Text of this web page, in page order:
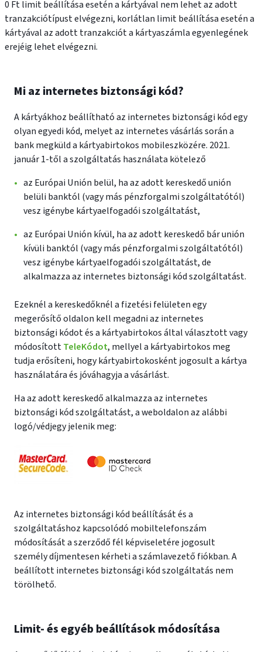
0 Ft limit beállítása esetén a kártyával nem lehet az adott
tranzakciótípust elvégezni, korlátlan limit beállítása esetén a
kártyával az adott tranzakciót a kártyaszámla egyenlegének
erejéig lehet elvégezni.
Mi az internetes biztonsági kód?
A kártyákhoz beállítható az internetes biztonsági kód egy
olyan egyedi kód, melyet az internetes vásárlás során a
bank megküld a kártyabirtokos mobileszközére. 2021.
január 1-től a szolgáltatás használata kötelező
az Európai Unión belül, ha az adott kereskedő unión
belüli banktól (vagy más pénzforgalmi szolgáltatótól)
vesz igénybe kártyaelfogadói szolgáltatást,
az Európai Unión kívül, ha az adott kereskedő bár unión
kívüli banktól (vagy más pénzforgalmi szolgáltatótól)
vesz igénybe kártyaelfogadói szolgáltatást, de
alkalmazza az internetes biztonsági kód szolgáltatást.
Ezeknél a kereskedőknél a fizetési felületen egy
megerősítő oldalon kell megadni az internetes
biztonsági kódot és a kártyabirtokos által választott vagy
módosítottTeleKódot, mellyel a kártyabirtokos meg
tudja erősíteni, hogy kártyabirtokosként jogosult a kártya
használatára és jóváhagyja a vásárlást.
Ha az adott kereskedő alkalmazza az internetes
biztonsági kód szolgáltatást, a weboldalon az alábbi
logó/védjegy jelenik meg:
Az internetes biztonsági kód beállítását és a
szolgáltatáshoz kapcsolódó mobiltelefonszám
módosítását a szerződő fél képviseletére jogosult
személy díjmentesen kérheti a számlavezető fiókban. A
beállított internetes biztonsági kód szolgáltatás nem
törölhető.
Limit- és egyéb beállítások módosítása